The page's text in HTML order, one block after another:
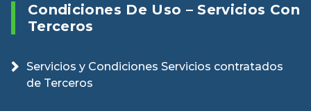
Condiciones De Uso – Servicios Con
Terceros
Servicios y Condiciones Servicios contratados
de Terceros